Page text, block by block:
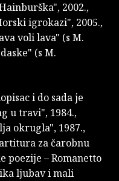
2002.,
igrokazi", 2005.,
voli lava" (s M.
(s M.
i do sada je
u travi", 1984.,
okrugla", 1987.,
za čarobnu
poezije – Romanetto
ljubav i mali